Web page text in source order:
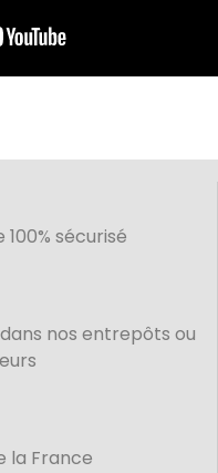
sécurisé
nos entrepôts ou
la France